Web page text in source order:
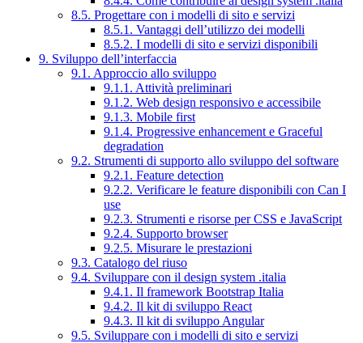
8.5. Progettare con i modelli di sito e servizi
8.5.1. Vantaggi dell’utilizzo dei modelli
8.5.2. I modelli di sito e servizi disponibili
9. Sviluppo dell’interfaccia
9.1. Approccio allo sviluppo
9.1.1. Attività preliminari
9.1.2. Web design responsivo e accessibile
9.1.3. Mobile first
9.1.4. Progressive enhancement e Graceful
degradation
9.2. Strumenti di supporto allo sviluppo del software
9.2.1. Feature detection
9.2.2. Verificare le feature disponibili con Can I
use
9.2.3. Strumenti e risorse per CSS e JavaScript
9.2.4. Supporto browser
9.2.5. Misurare le prestazioni
9.3. Catalogo del riuso
9.4. Sviluppare con il design system .italia
9.4.1. Il framework Bootstrap Italia
9.4.2. Il kit di sviluppo React
9.4.3. Il kit di sviluppo Angular
9.5. Sviluppare con i modelli di sito e servizi